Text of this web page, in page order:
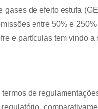
gases de efeito estufa
entre 50% e
e partículas tem vindo a
de